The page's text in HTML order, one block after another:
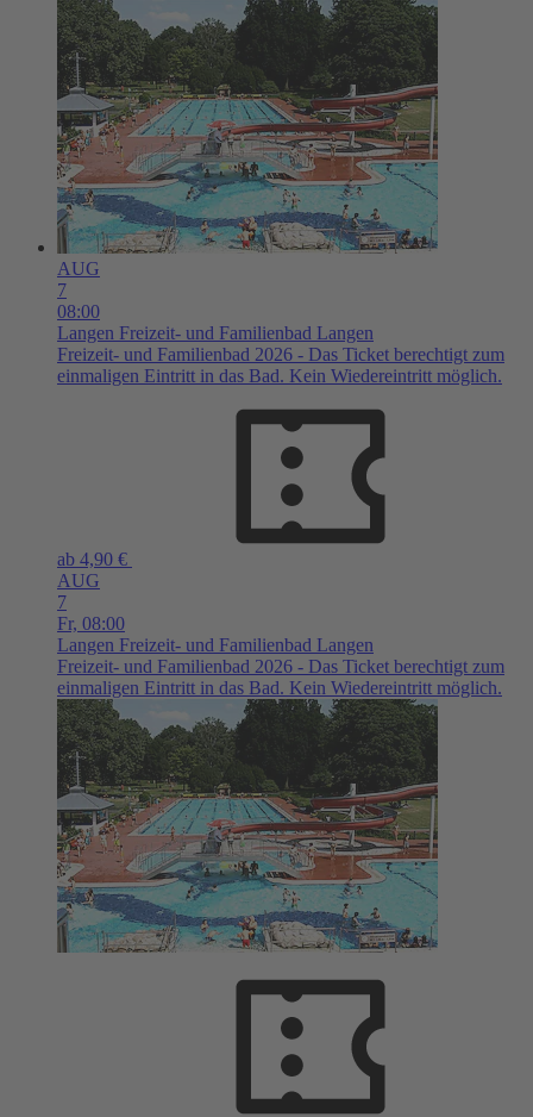
AUG
7
08:00
Langen Freizeit- und Familienbad Langen
Freizeit- und Familienbad 2026 - Das Ticket berechtigt zum
einmaligen Eintritt in das Bad. Kein Wiedereintritt möglich.
ab 4,90 €
AUG
7
Fr, 08:00
Langen Freizeit- und Familienbad Langen
Freizeit- und Familienbad 2026 - Das Ticket berechtigt zum
einmaligen Eintritt in das Bad. Kein Wiedereintritt möglich.